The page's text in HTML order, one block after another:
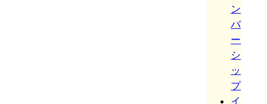
ン
バ
ー
シ
ッ
プ
イ